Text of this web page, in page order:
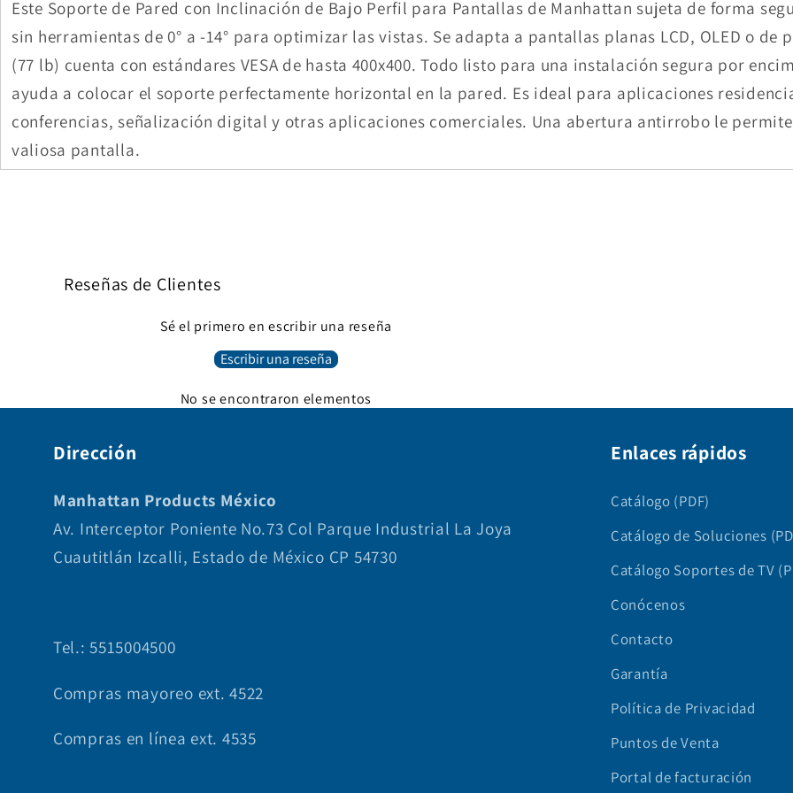
Este Soporte de Pared con Inclinación de Bajo Perfil para Pantallas de Manhattan sujeta de forma
sin herramientas de 0° a -14° para optimizar las vistas. Se adapta a pantallas planas LCD, OLED o de
(77 lb) cuenta con estándares VESA de hasta 400x400. Todo listo para una instalación segura por
ayuda a colocar el soporte perfectamente horizontal en la pared. Es ideal para aplicaciones
conferencias, señalización digital y otras aplicaciones comerciales. Una abertura antirrobo le
valiosa pantalla.
Reseñas de Clientes
Sé el primero en escribir una reseña
Escribir una reseña
No se encontraron elementos
Dirección
Manhattan Products México
Av. Interceptor Poniente No.73 Col Parque Industrial La Joya
Cuautitlán Izcalli, Estado de México CP 54730
Tel.: 5515004500
Compras mayoreo ext. 4522
Compras en línea ext. 4535
Enlaces rápidos
Catálogo (PDF)
Catálogo de Soluciones
Catálogo Soportes de TV
Conócenos
Contacto
Garantía
Política de Privacidad
Puntos de Venta
Portal de facturación